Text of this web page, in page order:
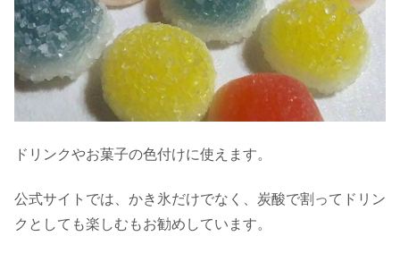
ドリンクやお菓子の色付けに使えます。
公式サイトでは、かき氷だけでなく、炭酸で割ってドリン
クとしても楽しむもお勧めしています。